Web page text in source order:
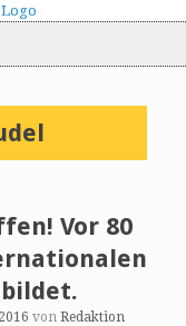
Vor 80
von Redaktion